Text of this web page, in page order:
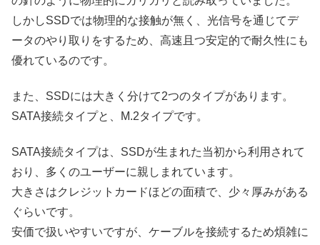
しかしSSDでは物理的な接触が無く、光信号を通じてデ
ータのやり取りをするため、高速且つ安定的で耐久性にも
優れているのです。
また、SSDには大きく分けて2つのタイプがあります。
SATA接続タイプと、M.2タイプです。
SATA接続タイプは、SSDが生まれた当初から利用されて
おり、多くのユーザーに親しまれています。
大きさはクレジットカードほどの面積で、少々厚みがある
ぐらいです。
安価で扱いやすいですが、ケーブルを接続するため煩雑に